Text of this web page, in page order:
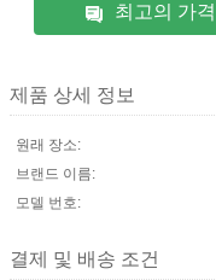
최고의 가격
제품 상세 정보
원래 장소:
브랜드 이름:
모델 번호:
결제 및 배송 조건